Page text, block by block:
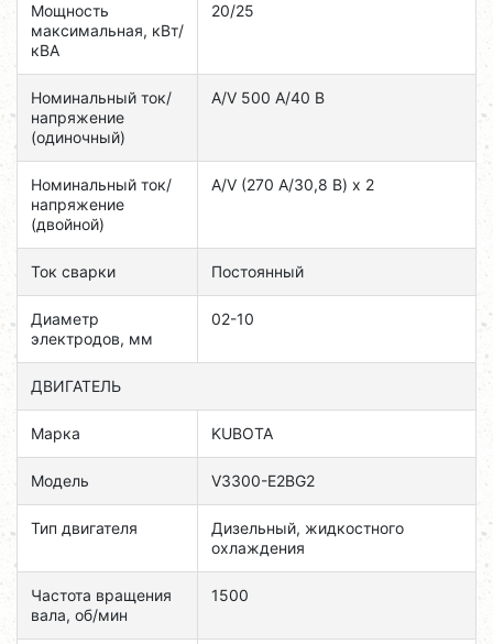
Мощность
максимальная, кВт/
кВА
20/25
Номинальный ток/
напряжение
(одиночный)
A/V 500 А/40 В
Номинальный ток/
напряжение
(двойной)
A/V (270 А/30,8 В) x 2
Ток сварки Постоянный
Диаметр
электродов, мм
02-10
ДВИГАТЕЛЬ
Марка KUBOTA
Модель V3300-E2BG2
Тип двигателя
Дизельный, жидкостного
охлаждения
Частота вращения
вала, об/мин
1500